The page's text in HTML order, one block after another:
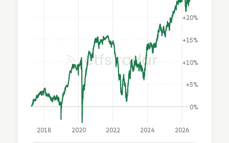
0%
+5%
+10%
+15%
+20%
2018 2020 2022 2024 2026